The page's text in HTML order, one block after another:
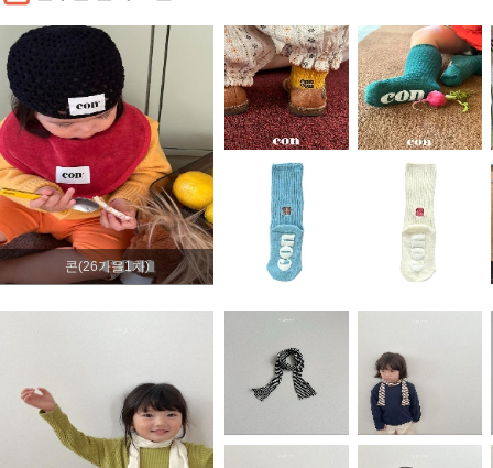
콘(26가을1차)